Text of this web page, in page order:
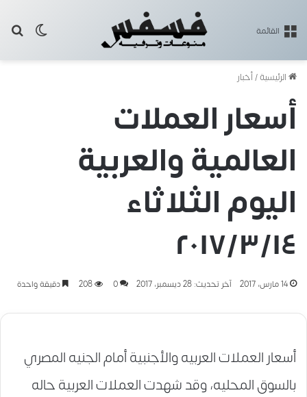
القائمة
الرئيسية/أخبار
أسعار العملات
العالمية والعربية
اليوم الثلاثاء
٢٠١٧/٣/١٤
14 مارس، 2017 آخر تحديث: 28 ديسمبر، 2017 0
208 دقيقة واحدة
أسعار العملات العربيه والأجنبية أمام الجنيه المصري
بالسوق المحليه، وقد شهدت العملات العربية حاله